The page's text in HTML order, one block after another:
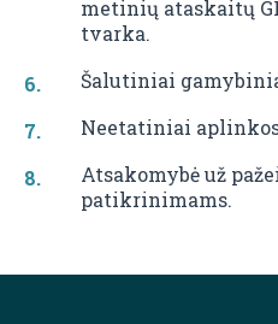
metinių ataskaitų
tvarka.
Šalutiniai
Neetatiniai
Atsakomybė už
patikrinimams.